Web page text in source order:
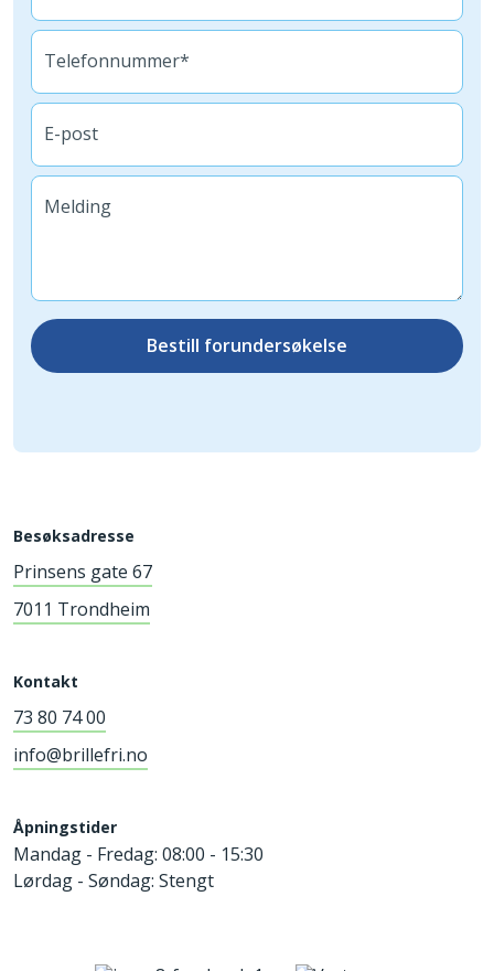
Telefonnummer*
E-post
Melding
Bestill forundersøkelse
Besøksadresse
Prinsens gate 67
7011 Trondheim
Kontakt
73 80 74 00
info@brillefri.no
Åpningstider
Mandag - Fredag: 08:00 - 15:30
Lørdag - Søndag: Stengt